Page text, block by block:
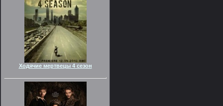
Ходячие мертвецы 4 сезон